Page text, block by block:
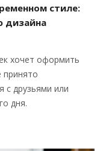
стиле:
дизайна
хочет оформить
принято
с друзьями или
дня.